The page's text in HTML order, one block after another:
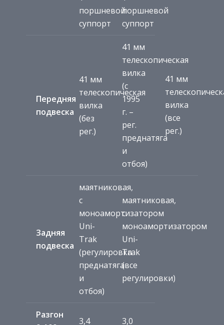
поршневой
суппорт
поршневой
суппорт
Передняя
подвеска
41 мм
телескопическая
вилка
(без
рег.)
41 мм
телескопическая
вилка
(с
1995
г. –
рег.
преднатяга
и
отбоя)
41 мм
вилка
(все
рег.)
Задняя
подвеска
маятниковая,
с
моноамортизатором
Uni-
Trak
(регулировка
преднатяга
и
отбоя)
маятниковая,
с
моноамортизатором
Uni-
Trak
(все
регулировки)
Разгон
3,4
3,0